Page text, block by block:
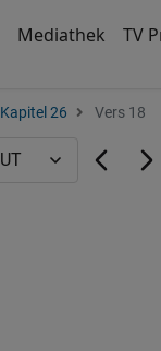
Mediathek TV
Kapitel 26 Vers 18